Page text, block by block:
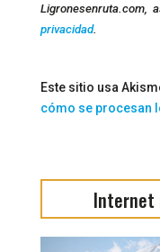
Ligronesenruta.com,
privacidad.
Este sitio usa
cómo se procesan
Internet